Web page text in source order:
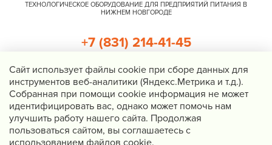
ТЕХНОЛОГИЧЕСКОЕ ОБОРУДОВАНИЕ ДЛЯ ПРЕДПРИЯТИЙ ПИТАНИЯ В
НИЖНЕМ НОВГОРОДЕ
Нижний Новгород, Казанское шоссе, д. 4, корп. 3, пом. 1
info@gastrostar.ru
Политика конфиденциальности
+7 (831) 214-41-45
Перезвоните мне
Cайт использует файлы cookie при сборе данных для
инструментов веб-аналитики (Яндекс.Метрика и т.д.).
Собранная при помощи cookie информация не может
идентифицировать вас, однако может помочь нам
улучшить работу нашего сайта. Продолжая
пользоваться сайтом, вы соглашаетесь с
использованием файлов cookie.